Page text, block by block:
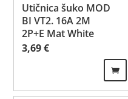
Utičnica šuko MOD
BI VT2. 16A 2M
2P+E Mat White
3,69€